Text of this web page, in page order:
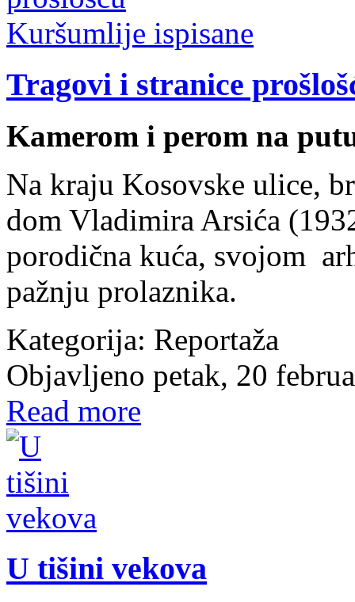
Tragovi i stranice
Kamerom i perom na
Na kraju Kosovske ulice,
dom Vladimira Arsića
porodična kuća, svojom
pažnju prolaznika.
Kategorija: Reportaža
Objavljeno petak, 20
Read more
U tišini vekova